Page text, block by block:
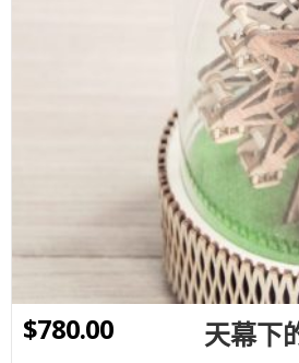
WISHLIST
$780.00 天幕下